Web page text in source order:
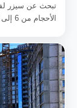
تبحث عن سيزر
الأحجام من 6 إلى 22 متر ...